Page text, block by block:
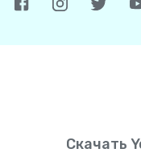
Скачать